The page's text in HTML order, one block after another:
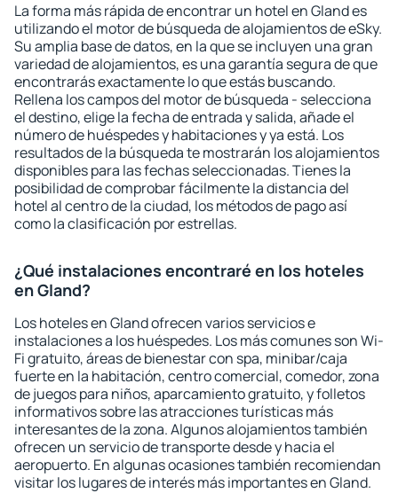
La forma más rápida de encontrar un hotel en Gland es
utilizando el motor de búsqueda de alojamientos de eSky.
Su amplia base de datos, en la que se incluyen una gran
variedad de alojamientos, es una garantía segura de que
encontrarás exactamente lo que estás buscando.
Rellena los campos del motor de búsqueda - selecciona
el destino, elige la fecha de entrada y salida, añade el
número de huéspedes y habitaciones y ya está. Los
resultados de la búsqueda te mostrarán los alojamientos
disponibles para las fechas seleccionadas. Tienes la
posibilidad de comprobar fácilmente la distancia del
hotel al centro de la ciudad, los métodos de pago así
como la clasificación por estrellas.
¿Qué instalaciones encontraré en los hoteles
en Gland?
Los hoteles en Gland ofrecen varios servicios e
instalaciones a los huéspedes. Los más comunes son Wi-
Fi gratuito, áreas de bienestar con spa, minibar/caja
fuerte en la habitación, centro comercial, comedor, zona
de juegos para niños, aparcamiento gratuito, y folletos
informativos sobre las atracciones turísticas más
interesantes de la zona. Algunos alojamientos también
ofrecen un servicio de transporte desde y hacia el
aeropuerto. En algunas ocasiones también recomiendan
visitar los lugares de interés más importantes en Gland.